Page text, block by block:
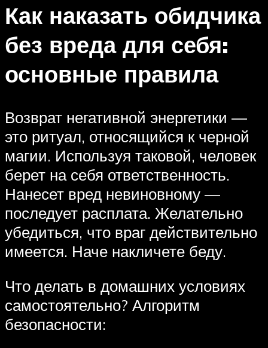
Как наказать обидчика
без вреда для себя:
основные правила
Возврат негативной энергетики —
это ритуал, относящийся к черной
магии. Используя таковой, человек
берет на себя ответственность.
Нанесет вред невиновному —
последует расплата. Желательно
убедиться, что враг действительно
имеется. Наче накличете беду.
Что делать в домашних условиях
самостоятельно? Алгоритм
безопасности: